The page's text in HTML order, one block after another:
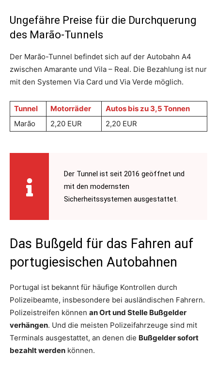
Ungefähre Preise für die Durchquerung
des Marão-Tunnels
Der Marão-Tunnel befindet sich auf der Autobahn A4
zwischen Amarante und Vila – Real. Die Bezahlung ist nur
mit den Systemen Via Card und Via Verde möglich.
Tunnel Motorräder
Autos bis zu 3,5 Tonnen
Marão
2,20 EUR 2,20 EUR
Der Tunnel ist seit 2016 geöffnet und
mit den modernsten
Sicherheitssystemen ausgestattet.
Das Bußgeld für das Fahren auf
portugiesischen Autobahnen
Portugal ist bekannt für häufige Kontrollen durch
Polizeibeamte, insbesondere bei ausländischen Fahrern.
Polizeistreifen können an Ort und Stelle Bußgelder
verhängen. Und die meisten Polizeifahrzeuge sind mit
Terminals ausgestattet, an denen die Bußgelder sofort
bezahlt werden können.